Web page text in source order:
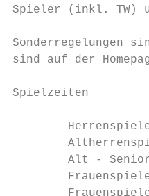
Spieler (inkl. TW)
Sonderregelungen
sind auf der
Spielzeiten
Alt -